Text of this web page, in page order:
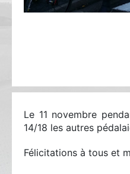
Le 11 novembre
14/18 les autres
Félicitations à tous et